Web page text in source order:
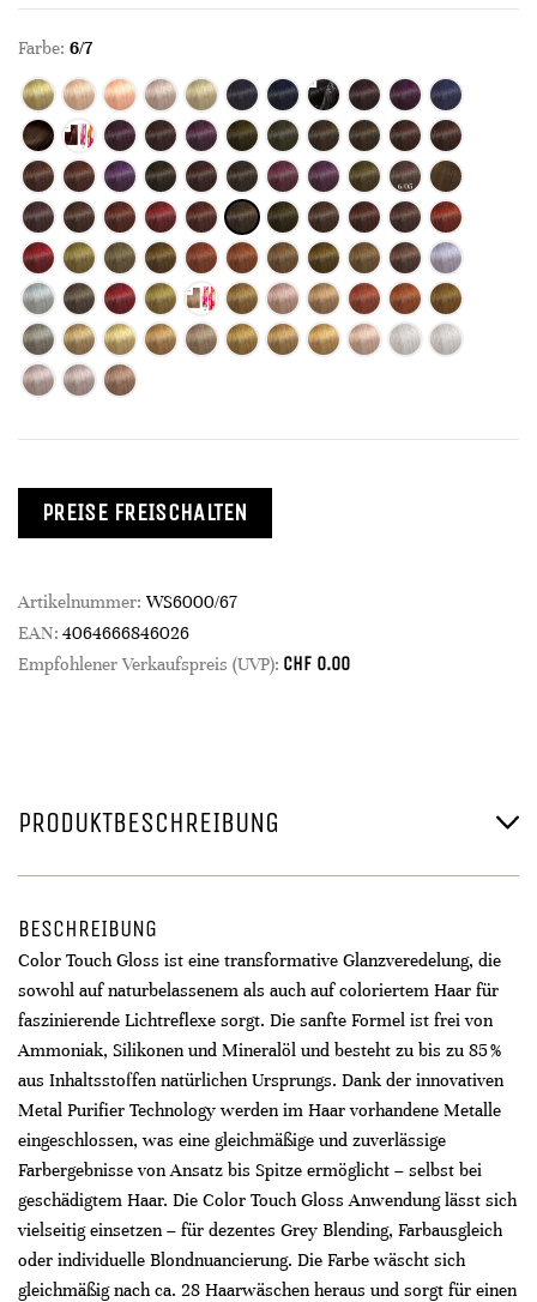
Farbe: 6/7
PREISE FREISCHALTEN
Artikelnummer: WS6000/67
EAN: 4064666846026
Empfohlener Verkaufspreis (UVP): CHF 0.00
PRODUKTBESCHREIBUNG
BESCHREIBUNG
Color Touch Gloss ist eine transformative Glanzveredelung, die
sowohl auf naturbelassenem als auch auf coloriertem Haar für
faszinierende Lichtreflexe sorgt. Die sanfte Formel ist frei von
Ammoniak, Silikonen und Mineralöl und besteht zu bis zu 85 %
aus Inhaltsstoffen natürlichen Ursprungs. Dank der innovativen
Metal Purifier Technology werden im Haar vorhandene Metalle
eingeschlossen, was eine gleichmäßige und zuverlässige
Farbergebnisse von Ansatz bis Spitze ermöglicht – selbst bei
geschädigtem Haar. Die Color Touch Gloss Anwendung lässt sich
vielseitig einsetzen – für dezentes Grey Blending, Farbausgleich
oder individuelle Blondnuancierung. Die Farbe wäscht sich
gleichmäßig nach ca. 28 Haarwäschen heraus und sorgt für einen